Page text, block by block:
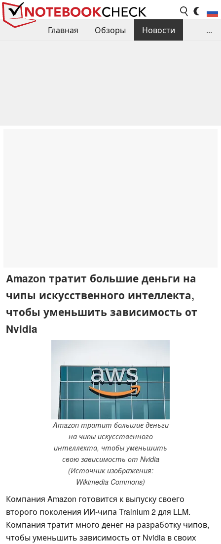
Главная Обзоры
Новости
...
Amazon тратит большие деньги на
чипы искусственного интеллекта,
чтобы уменьшить зависимость от
Nvidia
Amazon тратит большие деньги
на чипы искусственного
интеллекта, чтобы уменьшить
свою зависимость от Nvidia
(Источник изображения:
Wikimedia Commons)
Компания Amazon готовится к выпуску своего
второго поколения ИИ-чипа Trainium 2 для LLM.
Компания тратит много денег на разработку чипов,
чтобы уменьшить зависимость от Nvidia в своих